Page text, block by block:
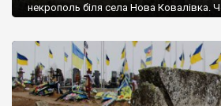
некрополь біля села Нова Ковалівка.
розташований серед поля, не при селі,
Ковалівки, яку заснували у 1805 році,
нерубаї. Але до Ковалівки, […]